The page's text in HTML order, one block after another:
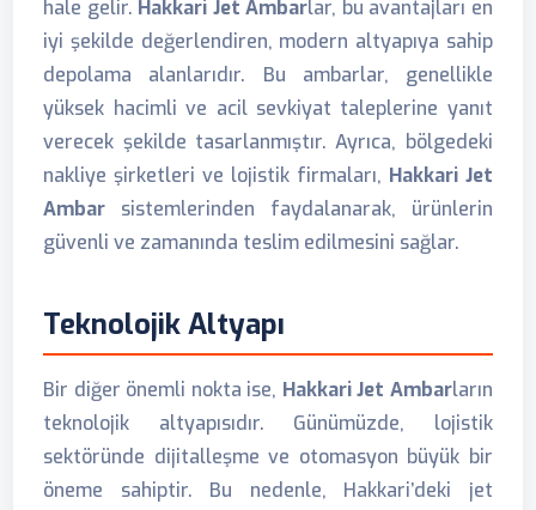
hale gelir. Hakkari Jet Ambarlar, bu avantajları en
iyi şekilde değerlendiren, modern altyapıya sahip
depolama alanlarıdır. Bu ambarlar, genellikle
yüksek hacimli ve acil sevkiyat taleplerine yanıt
verecek şekilde tasarlanmıştır. Ayrıca, bölgedeki
nakliye şirketleri ve lojistik firmaları, Hakkari Jet
Ambar sistemlerinden faydalanarak, ürünlerin
güvenli ve zamanında teslim edilmesini sağlar.
Teknolojik Altyapı
Bir diğer önemli nokta ise, Hakkari Jet Ambarların
teknolojik altyapısıdır. Günümüzde, lojistik
sektöründe dijitalleşme ve otomasyon büyük bir
öneme sahiptir. Bu nedenle, Hakkari’deki jet